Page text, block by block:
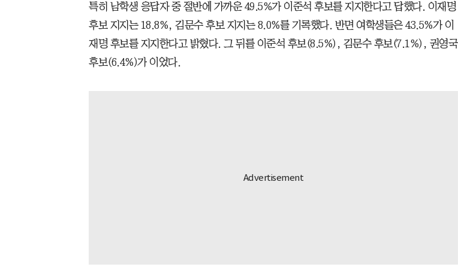
특히 남학생 응답자 중 절반에 가까운 49.5%가 이준석 후보를 지지한다고 답했다. 이재명
후보 지지는 18.8%, 김문수 후보 지지는 8.0%를 기록했다. 반면 여학생들은 43.5%가 이
재명 후보를 지지한다고 밝혔다. 그 뒤를 이준석 후보(8.5%), 김문수 후보(7.1%), 권영국
후보(6.4%)가 이었다.